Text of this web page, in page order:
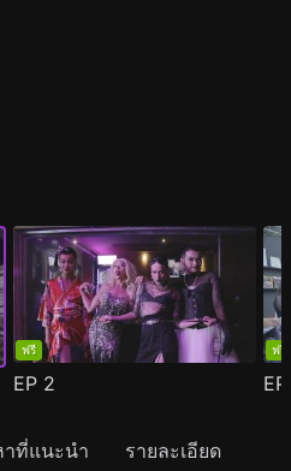
ฟรี
EP 2
ฟรี
าที่แนะนำ รายละเอียด